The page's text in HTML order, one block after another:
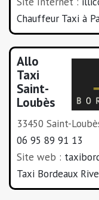
Chauffeur Taxi à
Allo
Taxi
Saint-
Loubès
33450 Saint-
06 95 89 91 13
Site web :
Taxi Bordeaux